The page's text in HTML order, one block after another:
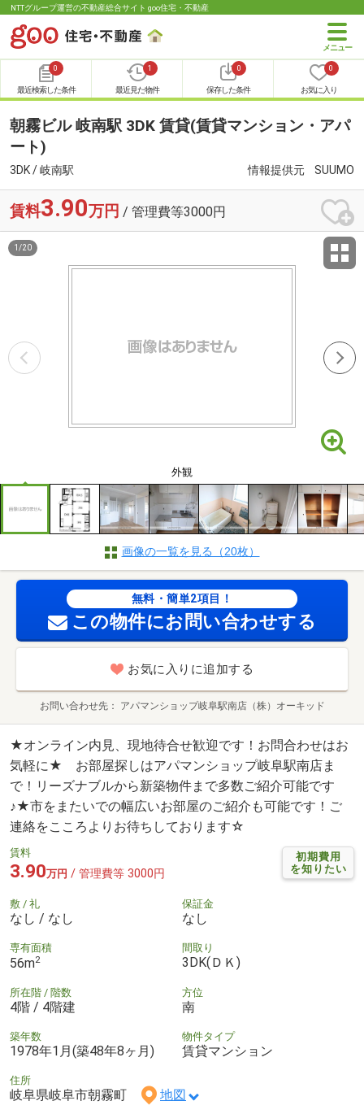
NTTグループ運営の不動産総合サイト goo住宅・不動産
0
最近検索した条件
1
最近見た物件
0
保存した条件
0
お気に入り
朝霧ビル 岐南駅 3DK 賃貸(賃貸マンション・アパ
ート)
3DK / 岐南駅 情報提供元 SUUMO
賃料3.90万円 / 管理費等3000円
外観
1 /20
画像の一覧を見る（20枚）
無料・簡単2項目！
この物件にお問い合わせする
お気に入りに追加する
お問い合わせ先 アパマンショップ岐阜駅南店（株）オーキッド
★オンライン内見、現地待合せ歓迎です！お問合わせはお
気軽に★ お部屋探しはアパマンショップ岐阜駅南店ま
で！リーズナブルから新築物件まで多数ご紹介可能です
♪★市をまたいでの幅広いお部屋のご紹介も可能です！ご
連絡をこころよりお待ちしております☆
初期費用
を知りたい
賃料
3.90万円 / 管理費等 3000円
敷 / 礼
なし / なし
保証金
なし
専有面積
56m2
間取り
3DK(ＤＫ)
所在階 / 階数
4階 / 4階建
方位
南
築年数
1978年1月(築48年8ヶ月)
物件タイプ
賃貸マンション
住所
岐阜県岐阜市朝霧町 地図